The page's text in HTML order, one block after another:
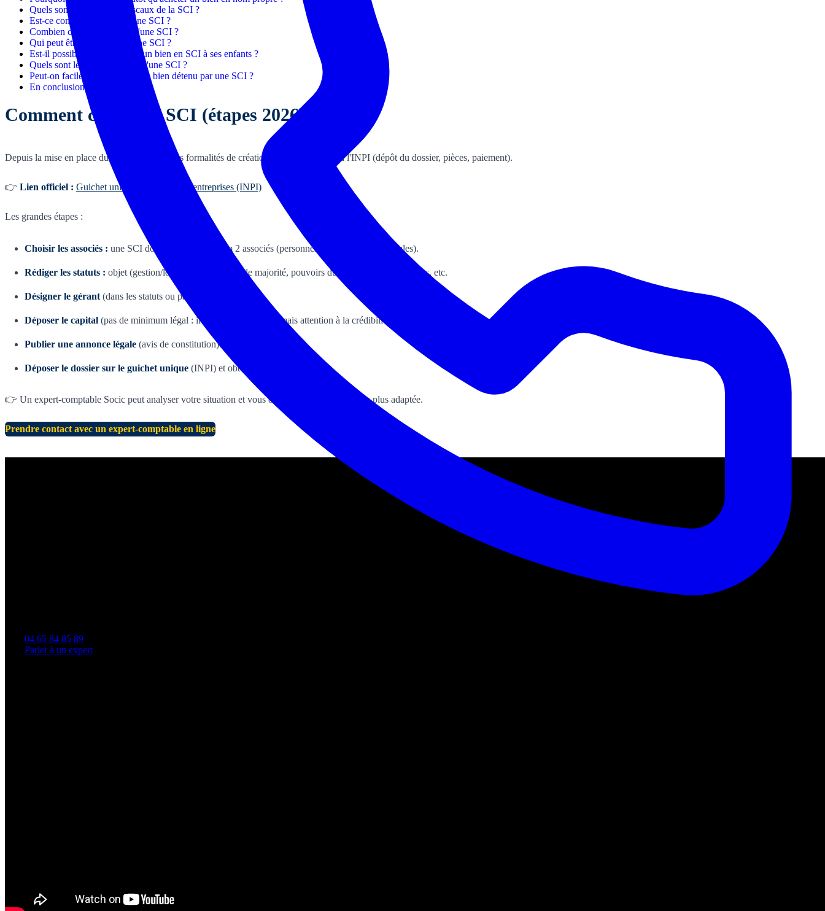
04 65 84 85 89
Parler à un expert
Quels sont les avantages fiscaux de la SCI ?
Est-ce compliqué de créer une SCI ?
Combien coûte la création d'une SCI ?
Qui peut être associé dans une SCI ?
Est-il possible de transmettre un bien en SCI à ses enfants ?
Quels sont les inconvénients d'une SCI ?
Peut-on facilement revendre un bien détenu par une SCI ?
En conclusion
Comment créer une SCI (étapes 2026)
Depuis la mise en place du guichet unique, les formalités de création se font en ligne via l'INPI (dépôt du dossier, pièces, paiement).
👉 Lien officiel : Guichet unique – formalités d'entreprises (INPI)
Les grandes étapes :
Choisir les associés : une SCI doit avoir au minimum 2 associés (personnes physiques et/ou morales).
Rédiger les statuts : objet (gestion/location nue), règles de majorité, pouvoirs du gérant, cession de parts, etc.
Désigner le gérant (dans les statuts ou par acte séparé).
Déposer le capital (pas de minimum légal : il peut être fixé à 1 €, mais attention à la crédibilité bancaire).
Publier une annonce légale (avis de constitution).
Déposer le dossier sur le guichet unique (INPI) et obtenir l'immatriculation.
👉 Un expert-comptable Socic peut analyser votre situation et vous orienter vers la structure la plus adaptée.
Prendre contact avec un expert-comptable en ligne